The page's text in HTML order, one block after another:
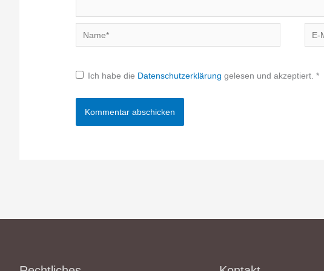
Name*
E-
Mail-
Ich habe die Datenschutzerklärunggelesen und akzeptiert. *